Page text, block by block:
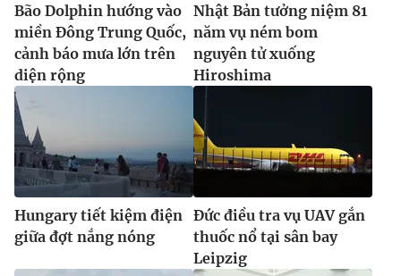
Bão Dolphin hướng vào
miền Đông Trung Quốc,
cảnh báo mưa lớn trên
diện rộng
Nhật Bản tưởng niệm 81
năm vụ ném bom
nguyên tử xuống
Hiroshima
Hungary tiết kiệm điện
giữa đợt nắng nóng
Đức điều tra vụ UAV gắn
thuốc nổ tại sân bay
Leipzig